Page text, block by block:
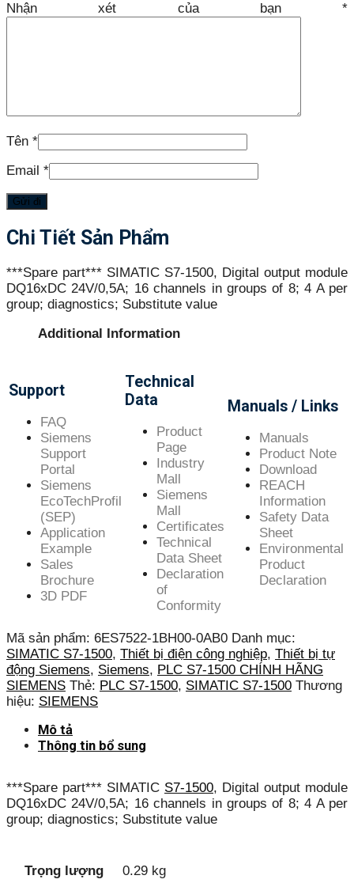
Nhận xét của bạn *
Tên *
Email *
Chi Tiết Sản Phẩm
***Spare part*** SIMATIC S7-1500, Digital output module
DQ16xDC 24V/0,5A; 16 channels in groups of 8; 4 A per
group; diagnostics; Substitute value
Additional Information
Support
FAQ
Siemens
Support
Portal
Siemens
EcoTechProfil
(SEP)
Application
Example
Sales
Brochure
3D PDF
Technical
Data
Product
Page
Industry
Mall
Siemens
Mall
Certificates
Technical
Data Sheet
Declaration
of
Conformity
Manuals / Links
Manuals
Product Note
Download
REACH
Information
Safety Data
Sheet
Environmental
Product
Declaration
Mã sản phẩm: 6ES7522-1BH00-0AB0 Danh mục:
SIMATIC S7-1500, Thiết bị điện công nghiệp, Thiết bị tự
động Siemens, Siemens, PLC S7-1500 CHÍNH HÃNG
SIEMENS Thẻ: PLC S7-1500, SIMATIC S7-1500 Thương
hiệu: SIEMENS
Mô tả
Thông tin bổ sung
***Spare part*** SIMATIC S7-1500, Digital output module
DQ16xDC 24V/0,5A; 16 channels in groups of 8; 4 A per
group; diagnostics; Substitute value
Trọng lượng 0.29 kg